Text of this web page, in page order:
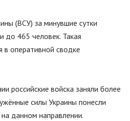
(ВСУ) за минувшие сутки
до 465 человек. Такая
оперативной сводке
российские войска заняли более
силы Украины понесли
данном направлении.